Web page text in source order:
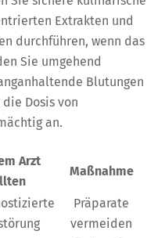
Extrakten und
durchführen, wenn das
Sie umgehend
Blutungen
Dosis von
an.
Arzt
Maßnahme
Präparate
vermeiden